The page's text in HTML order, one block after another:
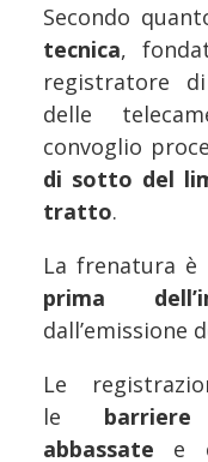
Secondo
tecnica,
registratore
delle
convoglio
di sotto del
tratto.
La frenatura
prima
dall’emissione
Le
le
abbassate e